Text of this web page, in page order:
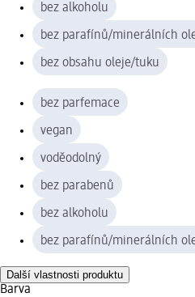
bez alkoholu
bez parafínů/minerálních
bez obsahu oleje/tuku
bez parfemace
vegan
voděodolný
bez parabenů
bez alkoholu
bez parafínů/minerálních
Další vlastnosti produktu
Barva